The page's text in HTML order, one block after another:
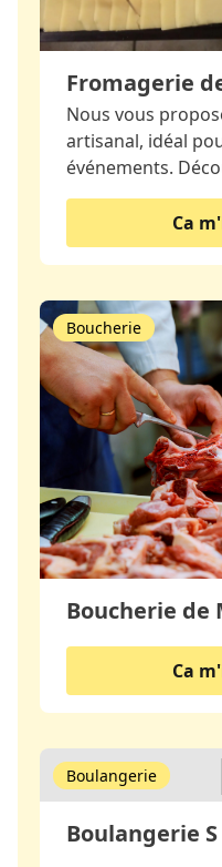
Fromagerie
Nous vous
artisanal, idéal
événements.
Ca
Boucherie de
Boucherie
Ca
Boulangerie
Boulangerie